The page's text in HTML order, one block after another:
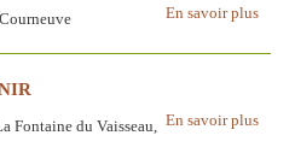
En savoir plus
En savoir plus
Fontaine du Vaisseau,